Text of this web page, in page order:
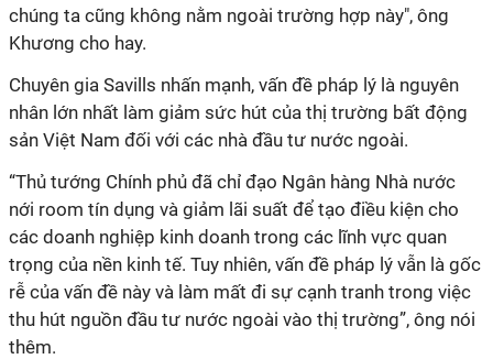
chúng ta cũng không nằm ngoài trường hợp này", ông
Khương cho hay.
Chuyên gia Savills nhấn mạnh, vấn đề pháp lý là nguyên
nhân lớn nhất làm giảm sức hút của thị trường bất động
sản Việt Nam đối với các nhà đầu tư nước ngoài.
“Thủ tướng Chính phủ đã chỉ đạo Ngân hàng Nhà nước
nới room tín dụng và giảm lãi suất để tạo điều kiện cho
các doanh nghiệp kinh doanh trong các lĩnh vực quan
trọng của nền kinh tế. Tuy nhiên, vấn đề pháp lý vẫn là gốc
rễ của vấn đề này và làm mất đi sự cạnh tranh trong việc
thu hút nguồn đầu tư nước ngoài vào thị trường”, ông nói
thêm.